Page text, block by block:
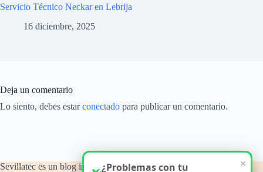
Servicio Técnico Neckar en Lebrija
16 diciembre, 2025
Deja un comentario
Lo siento, debes estarconectado para publicar un comentario.
Sevillatec es un blog informativo y de orientación técnica ×
¿Problemas con tu